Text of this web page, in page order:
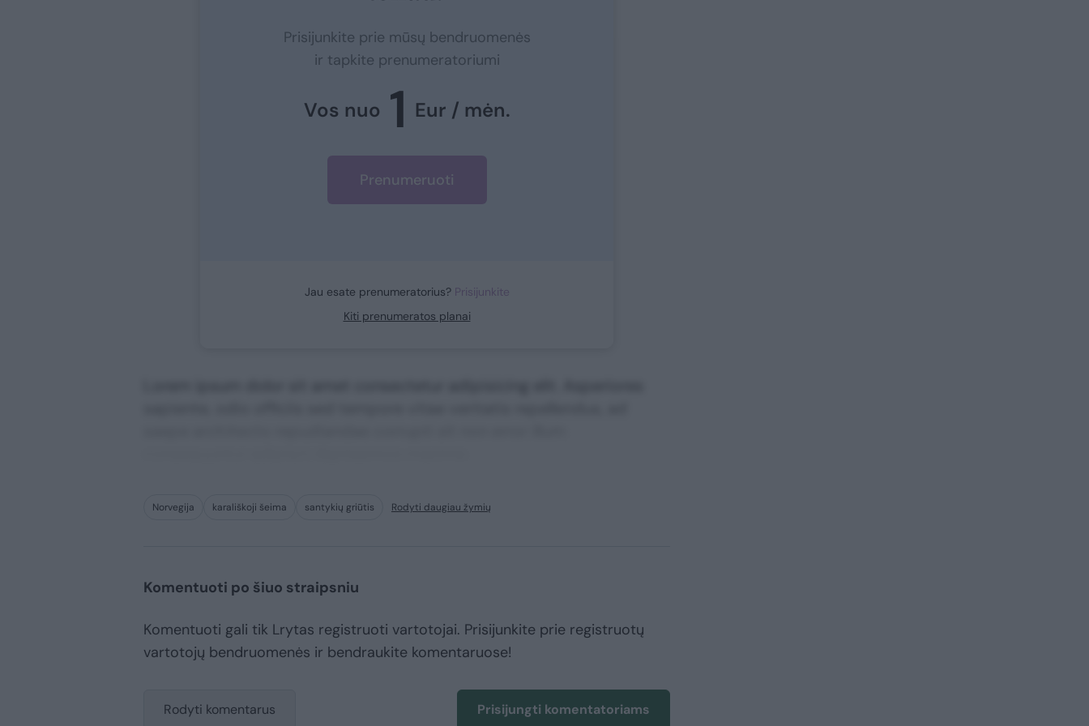
Prisijunkite prie mūsų bendruomenės
ir tapkite prenumeratoriumi
Vos nuo 1 Eur / mėn.
Prenumeruoti
Jau esate prenumeratorius? Prisijunkite
Kiti prenumeratos planai
Norvegija karališkoji šeima santykių griūtis Rodyti daugiau žymių
Komentuoti po šiuo straipsniu
Komentuoti gali tik Lrytas registruoti vartotojai. Prisijunkite prie registruotų
vartotojų bendruomenės ir bendraukite komentaruose!
Rodyti komentarus Prisijungti komentatoriams